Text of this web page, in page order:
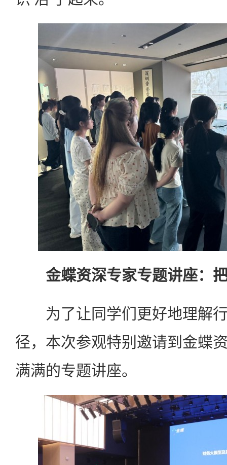
金蝶资深专家专题讲座：
为了让同学们更好地理解行
径，本次参观特别邀请到金蝶
满满的专题讲座。